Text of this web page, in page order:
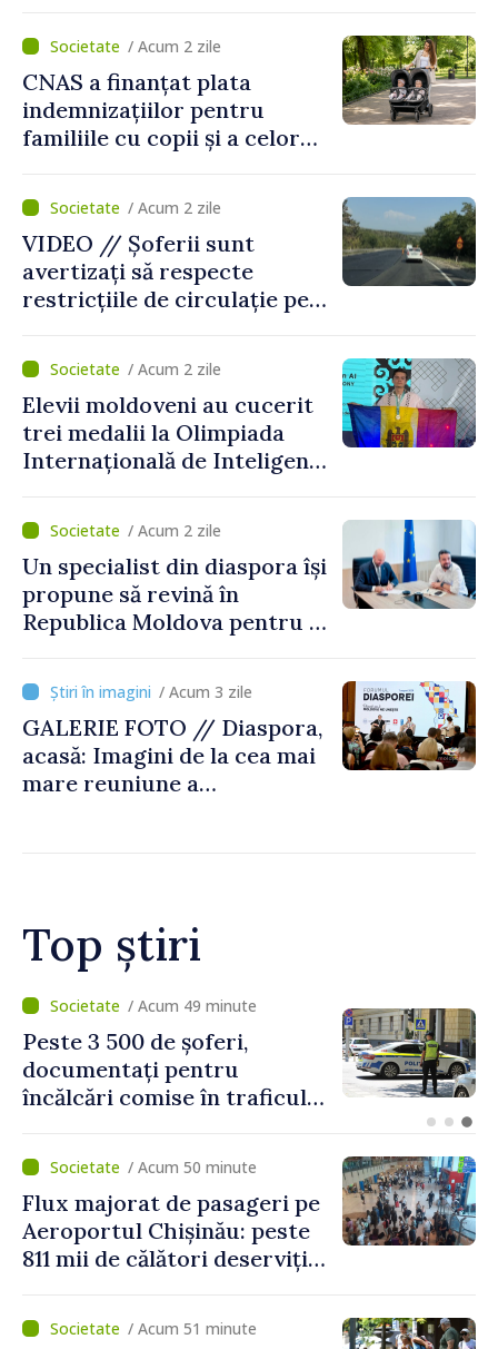
Republica Moldova
/ Acum 2 zile
CNAS a finanțat plata
indemnizațiilor pentru
familiile cu copii și a celor
temporară de muncă
/ Acum 2 zile
VIDEO // Șoferii sunt
avertizați să respecte
restricțiile de circulație pe
desfășoară lucrări de
reparație / Acum 2 zile
Elevii moldoveni au cucerit
trei medalii la Olimpiada
Internațională de Inteligență
/ Acum 2 zile
Un specialist din diaspora își
propune să revină în
Republica Moldova pentru a
registrului naval național
/ Acum 3 zile
GALERIE FOTO // Diaspora,
acasă: Imagini de la cea mai
mare reuniune a
Top știri
/ Acum 14 minute
Proiectele de asistență în
beneficiul locuitorilor de pe
ambele maluri ale Nistrului
reprezentanta rezidentă a
PNUD în Republica Moldova,
Daniela Gasparikova
/ Acum 50 minute
Flux majorat de pasageri pe
Aeroportul Chișinău: peste
811 mii de călători deserviți
/ Acum 51 minute